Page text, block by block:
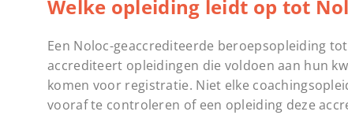
Welke opleiding leidt op tot
Een Noloc-geaccrediteerde beroepsopleiding
accrediteert opleidingen die voldoen aan hun
komen voor registratie. Niet elke
vooraf te controleren of een opleiding deze